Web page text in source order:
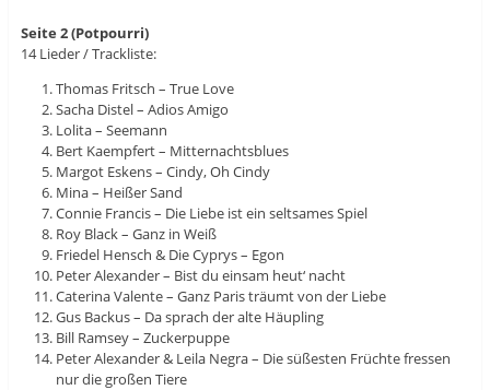
Seite 2 (Potpourri)
14 Lieder / Trackliste:
Thomas Fritsch – True Love
Sacha Distel – Adios Amigo
Lolita – Seemann
Bert Kaempfert – Mitternachtsblues
Margot Eskens – Cindy, Oh Cindy
Mina – Heißer Sand
Connie Francis – Die Liebe ist ein seltsames Spiel
Roy Black – Ganz in Weiß
Friedel Hensch & Die Cyprys – Egon
Peter Alexander – Bist du einsam heut‘ nacht
Caterina Valente – Ganz Paris träumt von der Liebe
Gus Backus – Da sprach der alte Häupling
Bill Ramsey – Zuckerpuppe
Peter Alexander & Leila Negra – Die süßesten Früchte fressen
nur die großen Tiere